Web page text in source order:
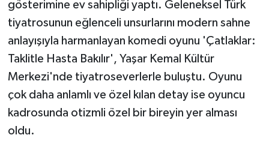
gösterimine ev sahipliği yaptı. Geleneksel Türk
tiyatrosunun eğlenceli unsurlarını modern sahne
anlayışıyla harmanlayan komedi oyunu 'Çatlaklar:
Taklitle Hasta Bakılır', Yaşar Kemal Kültür
Merkezi'nde tiyatroseverlerle buluştu. Oyunu
çok daha anlamlı ve özel kılan detay ise oyuncu
kadrosunda otizmli özel bir bireyin yer alması
oldu.